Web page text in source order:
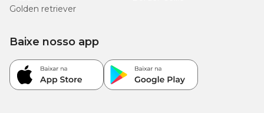
Golden retriever
Baixe nosso app